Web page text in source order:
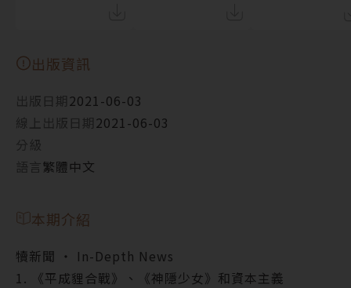
出版資訊
出版日期2021-06-03
線上出版日期2021-06-03
分級
語言繁體中文
本期介紹
犢新聞 ‧ In-Depth News
1. 《平成貍合戰》、《神隱少女》和資本主義